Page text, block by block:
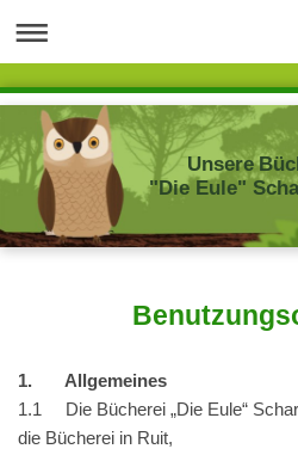
Unsere
"Die Eule"
1. Allgemeines
1.1 Die Bücherei „Die Eule“
die Bücherei in Ruit,